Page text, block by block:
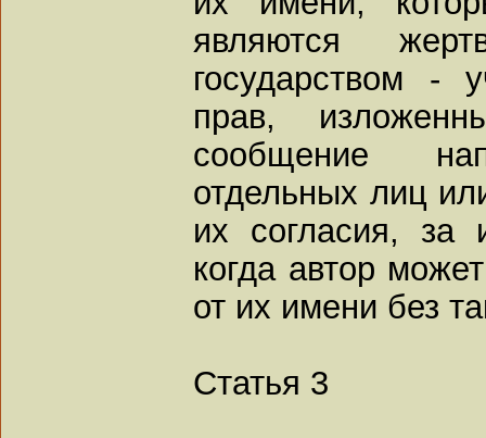
являются
государством -
прав,
сообщение
отдельных лиц
их согласия, за
когда автор
от их имени без
Статья 3